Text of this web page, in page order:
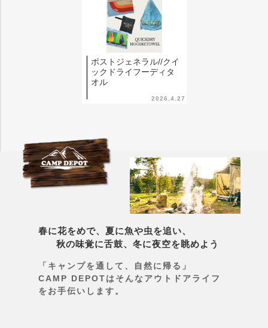
2026.4.27
ポストジェネラル//クイ
ックドライフーディタ
オル
春に花をめで、夏に魚や虫を追い、
秋の味覚に舌鼓、冬に夜空を眺めよう
「キャンプを通して、自然に帰る」
CAMP DEPOTはそんなアウトドアライフ
をお手伝いします。